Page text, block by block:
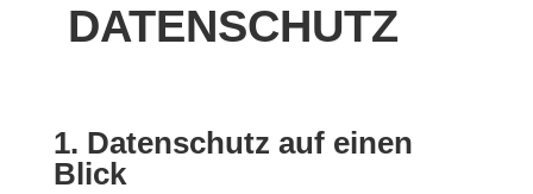
DATENSCHUTZ
1. Datenschutz auf einen
Blick